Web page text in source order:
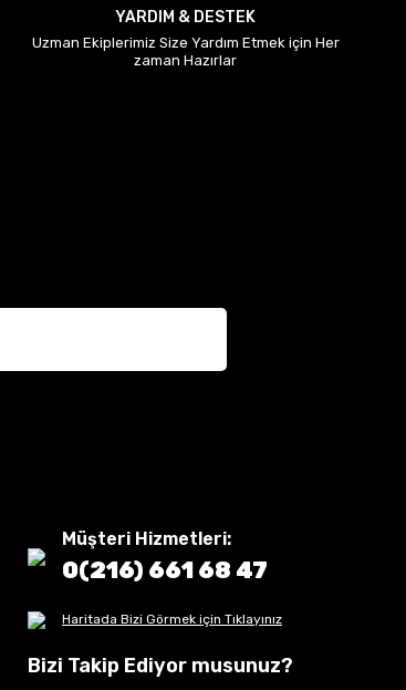
YARDIM & DESTEK
Uzman Ekiplerimiz Size Yardım Etmek için Her
zaman Hazırlar
Müşteri Hizmetleri:
0(216) 661 68 47
Haritada Bizi Görmek için Tıklayınız
Bizi Takip Ediyor musunuz?